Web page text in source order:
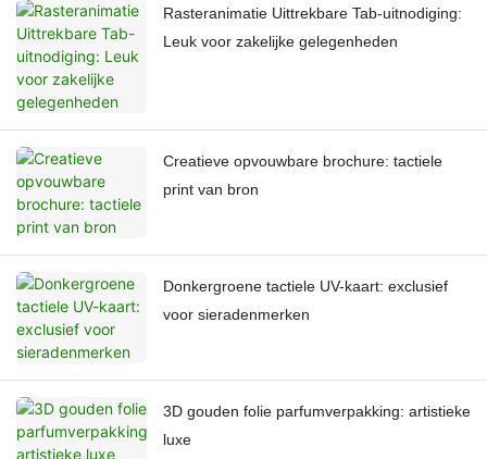
Rasteranimatie Uittrekbare Tab-uitnodiging:
Leuk voor zakelijke gelegenheden
Creatieve opvouwbare brochure: tactiele
print van bron
Donkergroene tactiele UV-kaart: exclusief
voor sieradenmerken
3D gouden folie parfumverpakking: artistieke
luxe